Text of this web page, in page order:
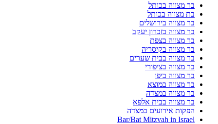
בר מצווה בכותל
בת מצווה בכותל
בר מצווה בירושלים
בר מצווה בזכרון יעקב
בר מצווה בצפת
בר מצווה בקיסריה
בר מצווה בבית שערים
בר מצווה בציפורי
בר מצווה ביפו
בר מצווה במוצא
בר מצווה במצדה
בר מצווה בבית אלפא
הפקות אירועים במצדה
Bar/Bat Mitzvah in Israel